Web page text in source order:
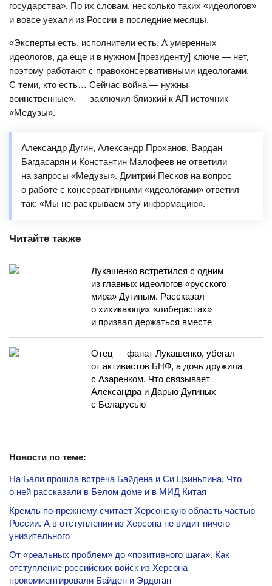
государства». По их словам, несколько таких «идеологов»
и вовсе уехали из России в последние месяцы.
«Эксперты есть, исполнители есть. А умеренных
идеологов, да еще и в нужном [президенту] ключе — нет,
поэтому работают с правоконсервативными идеологами.
С теми, кто есть… Сейчас война — нужны
воинственные», — заключил близкий к АП источник
«Медузы».
Александр Дугин, Александр Проханов, Вардан
Багдасарян и Константин Малофеев не ответили
на запросы «Медузы». Дмитрий Песков на вопрос
о работе с консервативными «идеологами» ответил
так: «Мы не раскрываем эту информацию».
Читайте также
Лукашенко встретился с одним
из главных идеологов «русского
мира» Дугиным. Рассказал
о хихикающих «либерастах»
и призвал держаться вместе
Отец — фанат Лукашенко, убегал
от активистов БНФ, а дочь дружила
с Азаренком. Что связывает
Александра и Дарью Дугиных
с Беларусью
Новости по теме:
На Бали прошла встреча Байдена и Си Цзиньпина. Что
о ней рассказали в Белом доме и в МИД Китая
Кремль по-прежнему считает Херсонскую область частью
России. А в отступлении из Херсона не видит ничего
унизительного
От «реальных проблем» до «позитивного шага». Как
отступление российских войск из Херсона
прокомментировали Байден и Эрдоган